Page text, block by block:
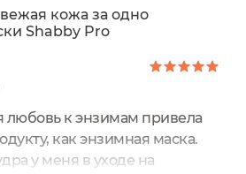
кожа за одно
Shabby Pro
любовь к энзимам привела
как энзимная маска.
у меня в уходе на